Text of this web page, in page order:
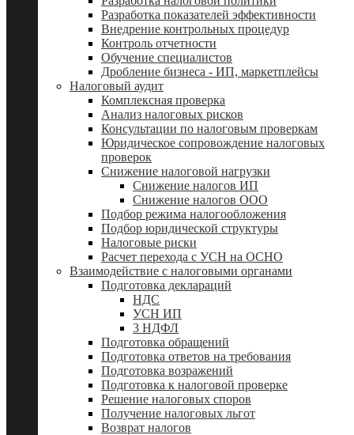
Разработка показателей эффективности
Внедрение контрольных процедур
Контроль отчетности
Обучение специалистов
Дробление бизнеса - ИП, маркетплейсы
Налоговый аудит
Комплексная проверка
Анализ налоговых рисков
Консультации по налоговым проверкам
Юридическое сопровождение налоговых
проверок
Снижение налоговой нагрузки
Снижение налогов ИП
Снижение налогов ООО
Подбор режима налогообложения
Подбор юридической структуры
Налоговые риски
Расчет перехода с УСН на ОСНО
Взаимодействие с налоговыми органами
Подготовка деклараций
НДС
УСН ИП
3 НДФЛ
Подготовка обращений
Подготовка ответов на требования
Подготовка возражений
Подготовка к налоговой проверке
Решение налоговых споров
Получение налоговых льгот
Возврат налогов